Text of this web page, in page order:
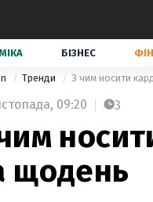
БІЗНЕС
Тренди З чим носити
09:20 3
щодень